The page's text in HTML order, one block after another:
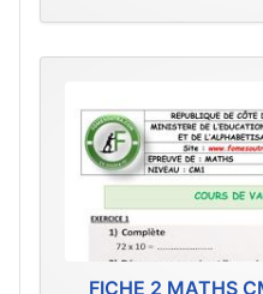
FICHE 2 MATHS